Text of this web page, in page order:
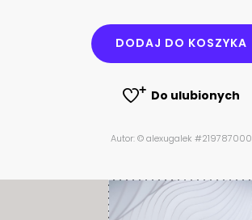
DODAJ DO KOSZYKA
Do ulubionych
Autor: © alexugalek #219787000